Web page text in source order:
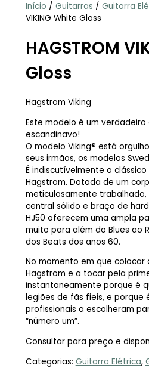
Início / Guitarras / Guitarra
VIKING White Gloss
HAGSTROM
Gloss
Hagstrom Viking
Este modelo é um verdadeiro
escandinavo!
O modelo Viking® está
seus irmãos, os modelos
É indiscutívelmente o
Hagstrom. Dotada de um
meticulosamente
central sólido e braço de
HJ50 oferecem uma ampla
muito para além do Blues ao
dos Beats dos anos 60.
No momento em que colocar
Hagstrom e a tocar pela
instantaneamente porque é
legiões de fãs fieis, e porque
profissionais a escolheram
“número um”.
Consultar para preço e
Categorias: Guitarra Elétrica,